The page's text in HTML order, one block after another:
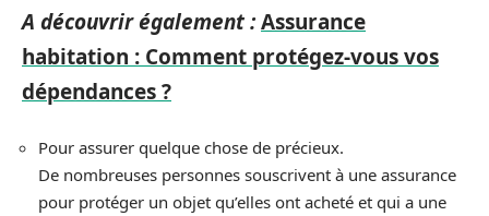
A découvrir également :Assurance
habitation : Comment protégez-vous vos
dépendances ?
Pour assurer quelque chose de précieux.
De nombreuses personnes souscrivent à une assurance
pour protéger un objet qu’elles ont acheté et qui a une